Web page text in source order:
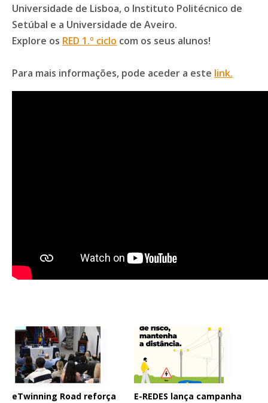
Universidade de Lisboa, o Instituto Politécnico de
Setúbal e a Universidade de Aveiro.
Explore os RED 1.º ciclo com os seus alunos!
Para mais informações, pode aceder a este link.
eTwinning Road reforça
E-REDES lança campanha